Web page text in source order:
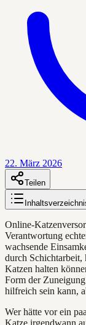
22. März 2026
Teilen
Online-
Verantwortung
wachsende
durch Schichtarbeit,
Katzen halten
Form der
hilfreich sein kann,
Wer hätte vor ein
Katze irgendwann